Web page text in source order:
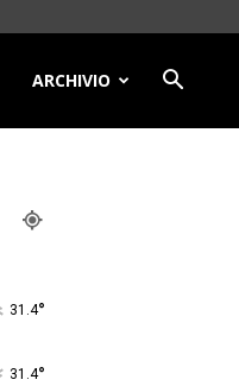
ARCHIVIO
31.4°
31.4°